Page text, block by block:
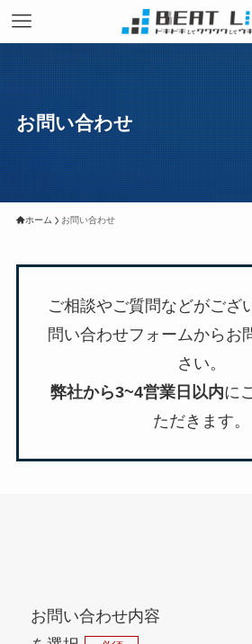
お問い合わせ
ホーム お問い合わせ
ご相談やご質問などがござ
問い合わせフォームからお
さい。
弊社から3~4営業日以内に
ただきます。
お問い合わせ内容